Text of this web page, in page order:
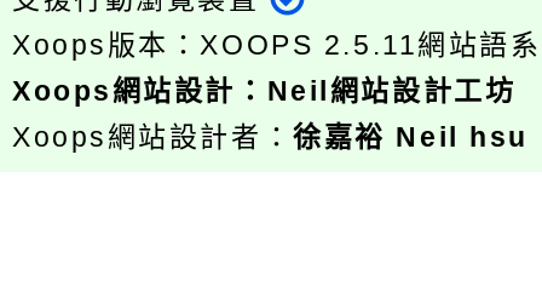
Xoops版本： XOOPS 2.5.11網站語
Xoops網站設計 ： Neil網站設計工坊
Xoops網站設計者：徐嘉裕 Neil hsu